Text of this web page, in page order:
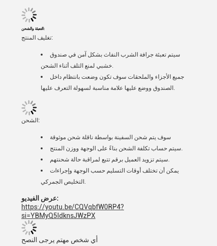
التعبئة والشحن:
تغليف المنتج:
سيتم تعبئة جرافة الشرب النفاث بشكل آمن في صندوق
خشبي لمنع التلف أثناء الشحن.
جميع الأجزاء والملحقات سوف تكون وضعت بانتظام داخل
الصندوق ووضع عليها علامة مناسبة لسهولة التعرف عليها.
الشحن:
سوف يتم شحن السفينة بواسطة ناقلة شحن موثوقة
سيتم حساب تكلفة الشحن بناءً على الوجهة ووزن المنتج.
سيتم تزويد العميل برقم تتبع لمراقبة حالة شحنتهم.
يمكن أن تختلف أوقات التسليم حسب الوجهة وإجراءات
التخليص الجمركي.
عرض الفيديو:
https://youtu.be/CQVqbfW0RP4?
si=YBMyQ5IdknsJWzPX
أي شخص مهتم يرجى النصح